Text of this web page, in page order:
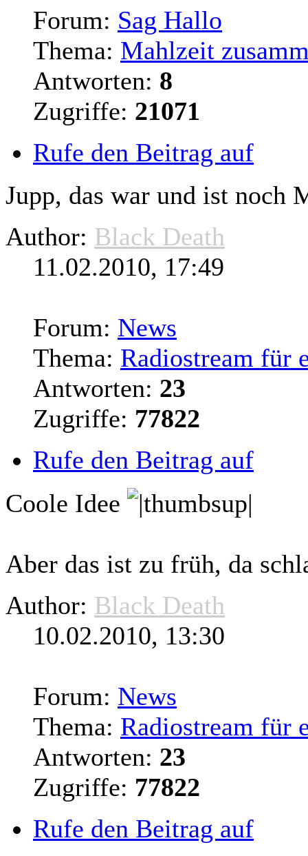
Forum: Sag Hallo
Thema: Mahlzeit
Antworten: 8
Zugriffe: 21071
Rufe den Beitrag auf
Jupp, das war und ist noch
Author: Black Death
11.02.2010, 17:49
Forum: News
Thema: Radiostream für
Antworten: 23
Zugriffe: 77822
Rufe den Beitrag auf
Coole Idee
Aber das ist zu früh, da
Author: Black Death
10.02.2010, 13:30
Forum: News
Thema: Radiostream für
Antworten: 23
Zugriffe: 77822
Rufe den Beitrag auf